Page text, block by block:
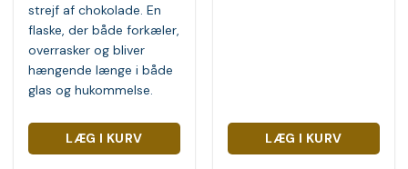
strejf af chokolade. En
flaske, der både forkæler,
overrasker og bliver
hængende længe i både
glas og hukommelse.
LÆG I KURV LÆG I KURV